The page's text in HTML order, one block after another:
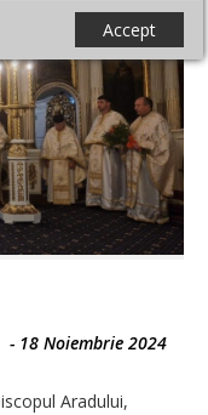
Accept
- 18 Noiembrie 2024
Aradului,